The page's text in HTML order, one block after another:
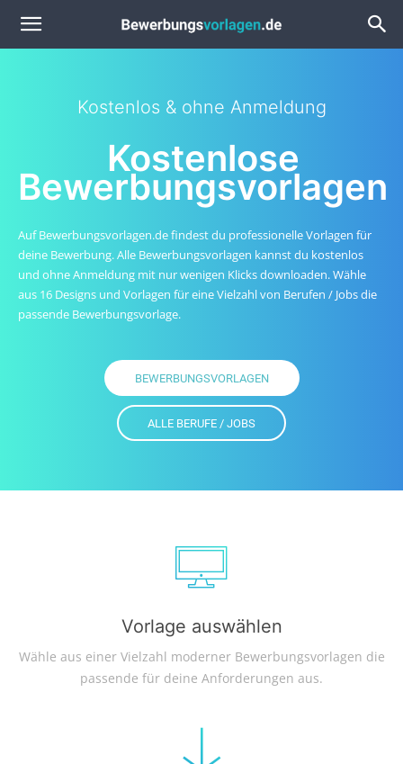
Kostenlos & ohne Anmeldung
Kostenlose
Bewerbungsvorlagen
Auf Bewerbungsvorlagen.de findest du professionelle Vorlagen für
deine Bewerbung. Alle Bewerbungsvorlagen kannst du kostenlos
und ohne Anmeldung mit nur wenigen Klicks downloaden. Wähle
aus 16 Designs und Vorlagen für eine Vielzahl von Berufen / Jobs die
passende Bewerbungsvorlage.
BEWERBUNGSVORLAGEN
ALLE BERUFE / JOBS
Vorlage auswählen
Wähle aus einer Vielzahl moderner Bewerbungsvorlagen die
passende für deine Anforderungen aus.